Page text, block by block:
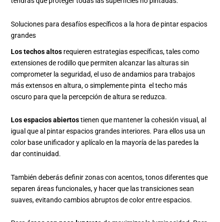
Soluciones para desafíos específicos a la hora de pintar espacios
grandes
Los techos altos requieren estrategias específicas, tales como
extensiones de rodillo que permiten alcanzar las alturas sin
comprometer la seguridad, el uso de andamios para trabajos
más extensos en altura, o simplemente pinta el techo más
oscuro para que la percepción de altura se reduzca.
Los espacios abiertostienen que mantener la cohesión visual, al
igual que al pintar espacios grandes interiores. Para ellos usa un
color base unificador y aplícalo en la mayoría de las paredes la
dar continuidad.
También deberás definir zonas con acentos, tonos diferentes que
separen áreas funcionales, y hacer que las transiciones sean
suaves, evitando cambios abruptos de color entre espacios.